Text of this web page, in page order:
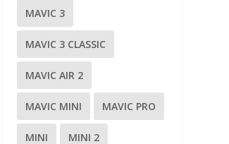
MAVIC 3
MAVIC 3 CLASSIC
MAVIC AIR 2
MAVIC MINI MAVIC PRO
MINI MINI 2